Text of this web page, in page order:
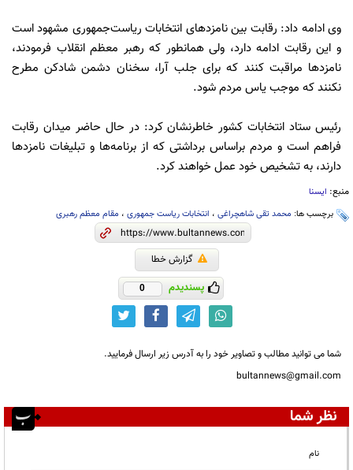
وی ادامه داد: رقابت بین نامزدهای انتخابات ریاست‌جمهوری مشهود است
و این رقابت ادامه دارد، ولی همانطور که رهبر معظم انقلاب فرمودند،
نامزدها مراقبت کنند که برای جلب آرا، سخنان دشمن شادکن مطرح
نکنند که موجب یاس مردم شود.
رئیس ستاد انتخابات کشور خاطرنشان کرد: در حال حاضر میدان رقابت
فراهم است و مردم براساس برداشتی که‌ از برنامه‌ها و تبلیغات نامزدها
دارند، به تشخیص خود عمل خواهند کرد.
منبع: ایسنا
برچسب ها: محمد تقی شاهچراغی ، انتخابات ریاست جمهوری ، مقام معظم رهبری
گزارش خطا
پسندیدم 0
شما می توانید مطالب و تصاویر خود را به آدرس زیر ارسال فرمایید.
bultannews@gmail.com
نظر شما
نام